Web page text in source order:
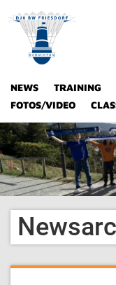
NEWS TRAINING
FOTOS/VIDEO